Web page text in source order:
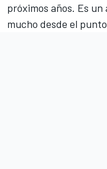
próximos años. Es
mucho desde el